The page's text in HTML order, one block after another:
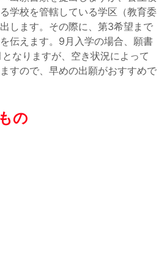
学校を管轄している学区（教育委
します。その際に、第3希望まで
伝えます。9月入学の場合、願書
なりますが、空き状況によって
すので、早めの出願がおすすめで
の